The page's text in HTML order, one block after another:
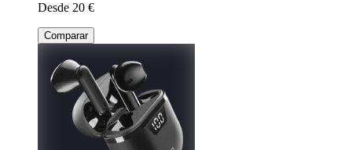
Desde 20 €
Comparar